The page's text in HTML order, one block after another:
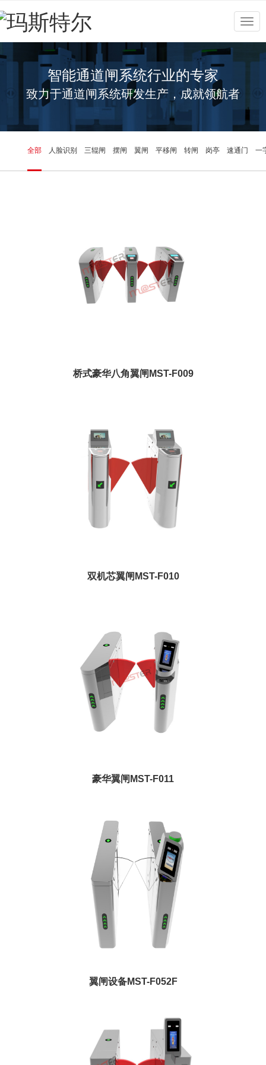
智能通道闸系统行业的专家
致力于通道闸系统研发生产，成就领航者
全部 人脸识别 三辊闸 摆闸 翼闸 平移闸 转闸 岗亭 速通门 一
桥式豪华八角翼闸MST-F009
双机芯翼闸MST-F010
豪华翼闸MST-F011
翼闸设备MST-F052F